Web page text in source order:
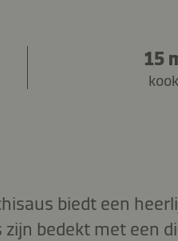
15
biedt een
bedekt met een